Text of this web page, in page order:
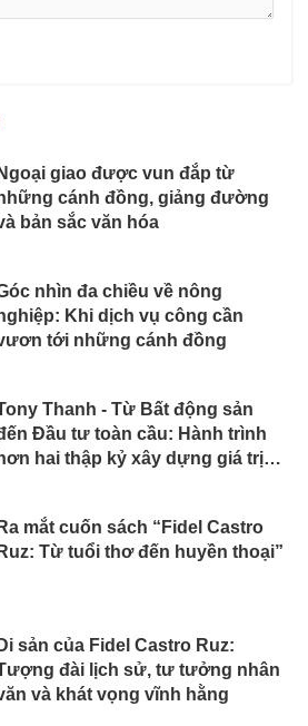
Ngoại giao được vun đắp từ
cánh đồng, giảng đường
bản sắc văn hóa
nhìn đa chiều về nông
Khi dịch vụ công cần
tới những cánh đồng
Thanh - Từ Bất động sản
Đầu tư toàn cầu: Hành trình
hơn hai thập kỷ xây dựng giá trị
Ra mắt cuốn sách “Fidel Castro
Ruz: Từ tuổi thơ đến huyền thoại”
Di sản của Fidel Castro Ruz:
đài lịch sử, tư tưởng nhân
và khát vọng vĩnh hằng